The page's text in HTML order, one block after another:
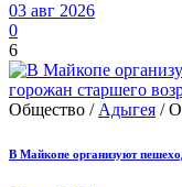
03 авг 2026
0
6
Общество / Адыгея /
В Майкопе организуют